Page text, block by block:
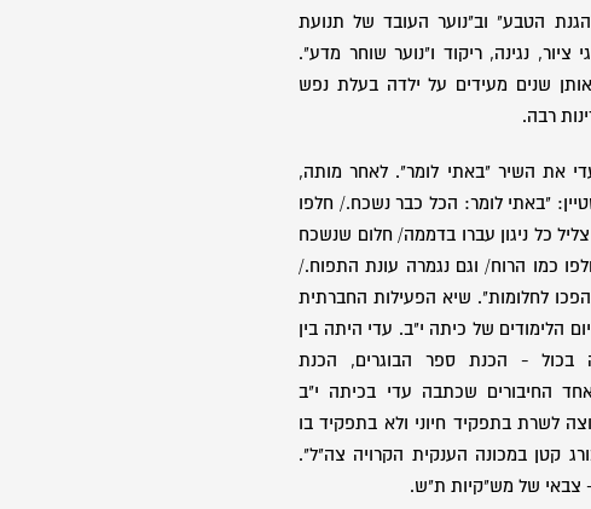
הטבע" וב"נוער העובד של תנועת
נגינה, ריקוד ו"נוער שוחר מדע".
שנים מעידים על ילדה בעלת נפש
רבה.
את השיר "באתי לומר". לאחר מותה,
"באתי לומר: הכל כבר נשכח./ חלפו
כל ניגון עברו בדממה/ חלום שנשכח
כמו הרוח/ וגם נגמרה עונת התפוח./
לחלומות". שיא הפעילות החברתית
הלימודים של כיתה י"ב. עדי היתה בין
בכול - הכנת ספר הבוגרים, הכנת
החיבורים שכתבה עדי בכיתה י"ב
לשרת בתפקיד חיוני ולא בתפקיד בו
קטן במכונה הענקית הקרויה צה"ל".
צבאי של מש"קיות ת"ש.